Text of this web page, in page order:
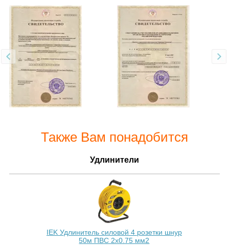
Также Вам понадобится
Удлинители
IEK Удлинитель силовой 4 розетки шнур
50м ПВС 2х0.75 мм2